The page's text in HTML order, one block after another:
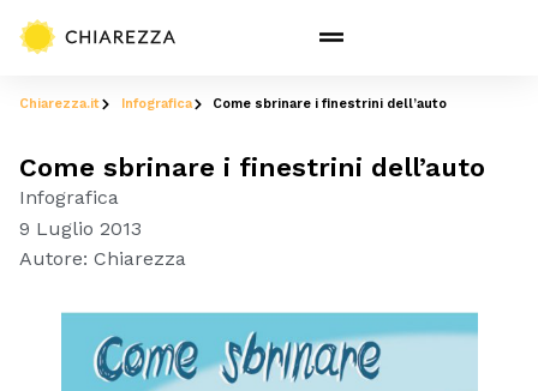
Chiarezza.it Infografica Come sbrinare i finestrini dell’auto
Come sbrinare i finestrini dell’auto
Infografica
9 Luglio 2013
Autore: Chiarezza